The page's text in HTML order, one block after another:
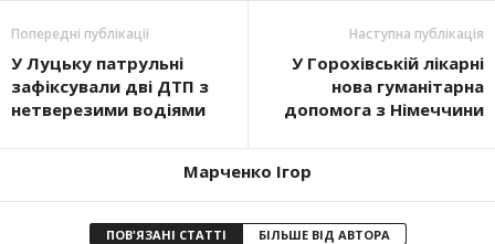
Попередні публікації
У Луцьку патрульні
зафіксували дві ДТП з
нетверезими водіями
Наступна публікація
У Горохівській лікарні
нова гуманітарна
допомога з Німеччини
Марченко Ігор
ПОВ'ЯЗАНІ СТАТТІ БІЛЬШЕ ВІД АВТОРА